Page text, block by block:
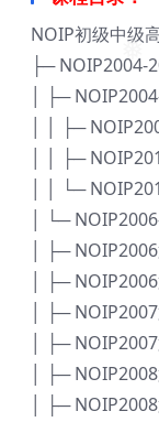
❅
NOIP初级中级
├─ NOIP2004-
│ ├─
│ │ ├─
│ │ ├─
│ │ └─
│ └─
│ ├─
│ ├─
│ ├─
│ ├─
│ ├─
│ ├─